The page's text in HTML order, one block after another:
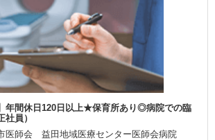
年間休日120日以上★保育所あり◎病院での臨
員）
医師会 益田地域医療センター医師会病院